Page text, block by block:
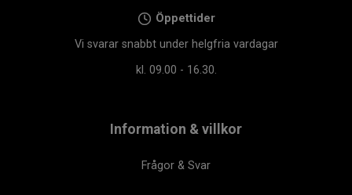
Öppettider
Vi svarar snabbt under helgfria vardagar
kl. 09.00 - 16.30.
Information & villkor
Frågor & Svar